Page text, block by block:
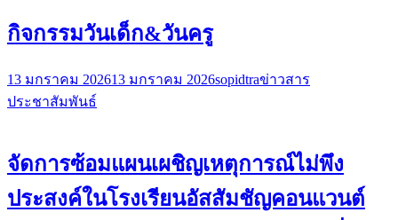
กิจกรรมวันเด็ก&วันครู
13 มกราคม 202613 มกราคม 2026sopidtraข่าวสาร
ประชาสัมพันธ์
จัดการซ้อมแผนเผชิญเหตุการณ์ไม่พึง
ประสงค์ในโรงเรียนอัสสัมชัญคอนแวนต์